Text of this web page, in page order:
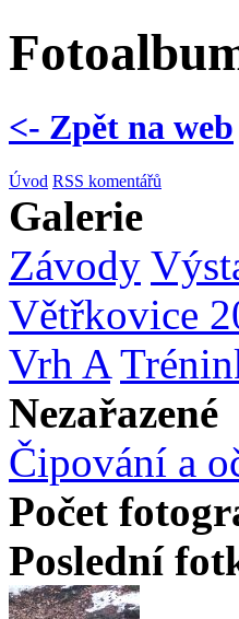
<- Zpět na web
Úvod RSS komentářů
Galerie
Závody
Větřkovice
Vrh A
Nezařazené
Čipování a
Počet
Poslední